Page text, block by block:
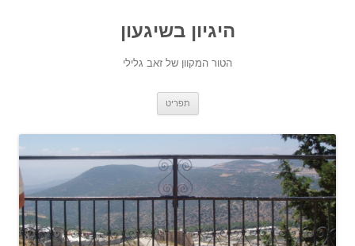
היגיון בשיגעון
הטור המקוון של זאב גלילי
תפריט